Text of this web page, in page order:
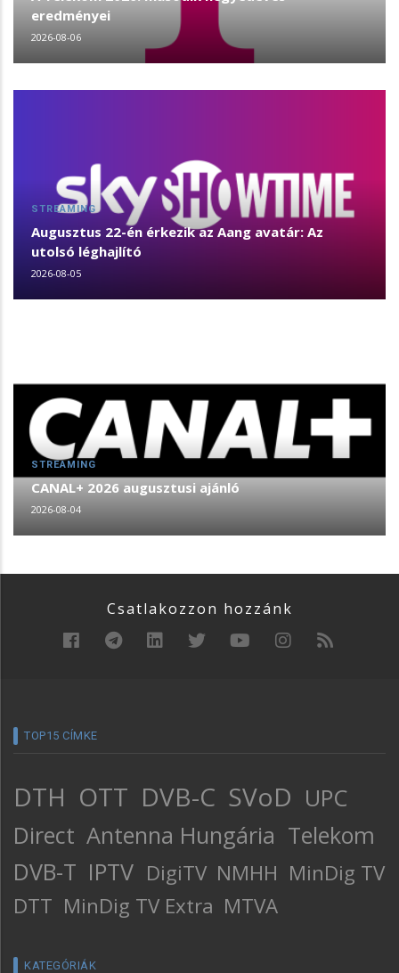
eredményei
2026-08-06
STREAMING
Augusztus 22-én érkezik az Aang avatár: Az
utolsó léghajlító
2026-08-05
STREAMING
CANAL+ 2026 augusztusi ajánló
2026-08-04
Csatlakozzon hozzánk
TOP15 CÍMKE
DTH OTT DVB-C SVoD UPC
Direct Antenna Hungária Telekom
DVB-T IPTV DigiTV NMHH MinDig TV
DTT MinDig TV Extra MTVA
KATEGÓRIÁK